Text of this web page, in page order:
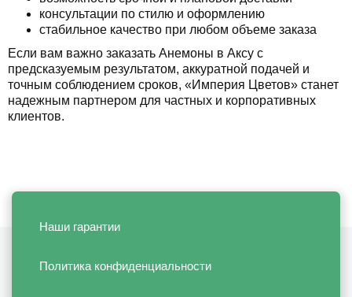
консультации по стилю и оформлению
стабильное качество при любом объеме заказа
Если вам важно заказать Анемоны в Аксу с
предсказуемым результатом, аккуратной подачей и
точным соблюдением сроков, «Империя Цветов» станет
надежным партнером для частных и корпоративных
клиентов.
Наши гарантии
Политика конфиденциальности